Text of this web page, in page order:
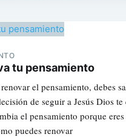
tu pensamiento
el pensamiento, debes
de seguir a Jesús Dios te
el pensamiento porque
puedes renovar